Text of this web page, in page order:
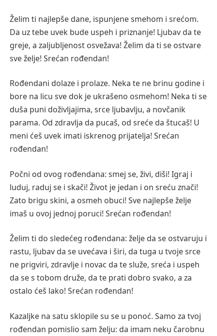
Želim ti najlepše dane, ispunjene smehom i srećom.
Da uz tebe uvek bude uspeh i priznanje! Ljubav da te
greje, a zaljubljenost osvežava! Želim da ti se ostvare
sve želje! Srećan rođendan!
Rođendani dolaze i prolaze. Neka te ne brinu godine i
bore na licu sve dok je ukrašeno osmehom! Neka ti se
duša puni doživljajima, srce ljubavlju, a novčanik
parama. Od zdravlja da pucaš, od sreće da štucaš! U
meni ćeš uvek imati iskrenog prijatelja! Srećan
rođendan!
Počni od ovog rođendana: smej se, živi, diši! Igraj i
luduj, raduj se i skači! Život je jedan i on sreću znači!
Zato brigu skini, a osmeh obuci! Sve najlepše želje
imaš u ovoj jednoj poruci! Srećan rođendan!
Želim ti do sledećeg rođendana: želje da se ostvaruju i
rastu, ljubav da se uvećava i širi, da tuga u tvoje srce
ne prigviri, zdravlje i novac da te služe, sreća i uspeh
da se s tobom druže, da te prati dobro svako, a za
ostalo ćeš lako! Srećan rođendan!
Kazaljke na satu sklopile su se u ponoć. Samo za tvoj
rođendan pomislio sam želju: da imam neku čarobnu